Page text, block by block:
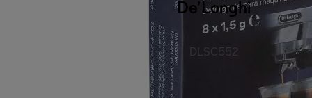
De’Longhi
DLSC552